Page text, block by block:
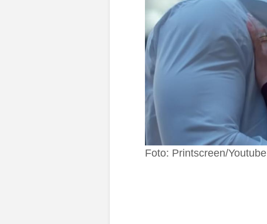
Foto: Printscreen/Youtube